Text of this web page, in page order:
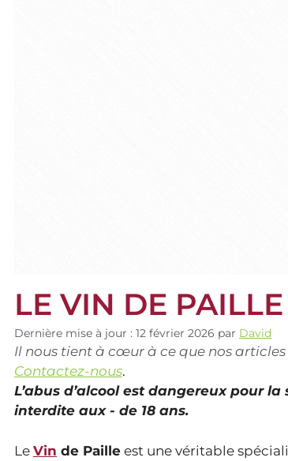
LE VIN DE PAILLE
Dernière mise à jour : 12 février 2026 par David
Il nous tient à cœur à ce que nos
Contactez-nous.
L’abus d’alcool est dangereux pour
interdite aux - de 18 ans.
Le Vin de Paille est une véritable